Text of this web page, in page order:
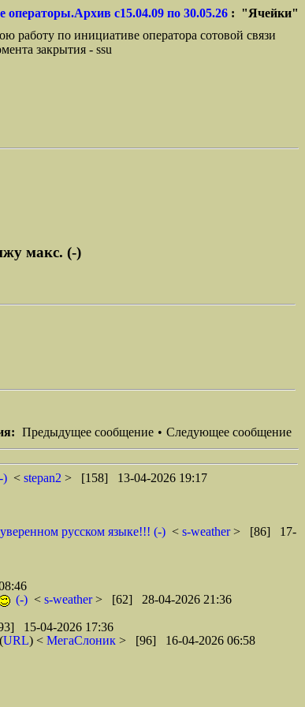
операторы.Архив с15.04.09 по 30.05.26 : "Ячейки"
по инициативе оператора сотовой связи
закрытия - ssu
макс. (-)
Предыдущее сообщение • Следующее сообщение
) < stepan2 > [158] 13-04-2026 19:17
русском языке!!! (-) < s-weather> [86] 17-
(-) < s-weather> [62] 28-04-2026 21:36
15-04-2026 17:36
(URL) < МегаСлоник > [96] 16-04-2026 06:58